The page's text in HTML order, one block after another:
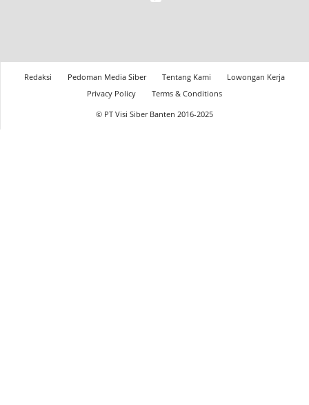
Redaksi Pedoman Media Siber Tentang Kami
Lowongan Kerja
Privacy Policy
Terms & Conditions
© PT Visi Siber Banten 2016-2025